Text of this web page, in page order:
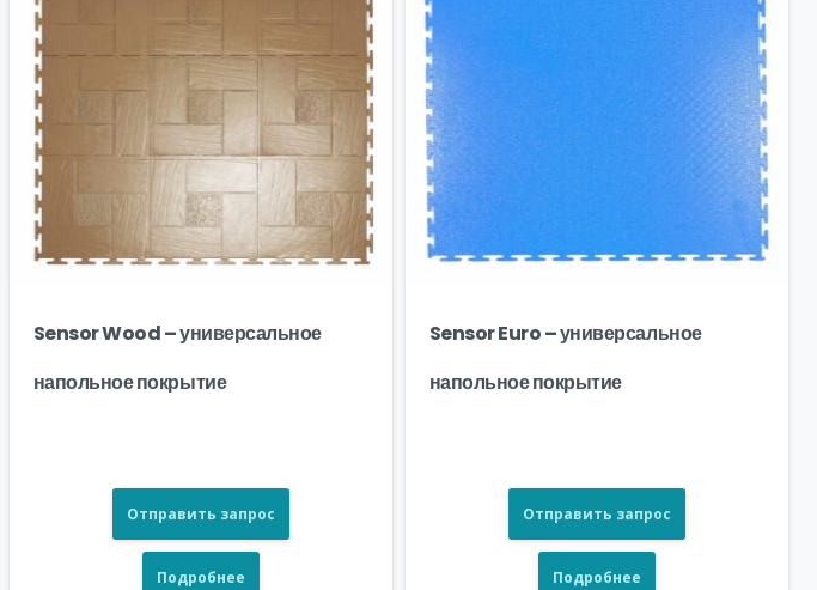
Sensor Wood – универсальное
напольное покрытие
Отправить запрос
Подробнее
Sensor Euro – универсальное
напольное покрытие
Отправить запрос
Подробнее